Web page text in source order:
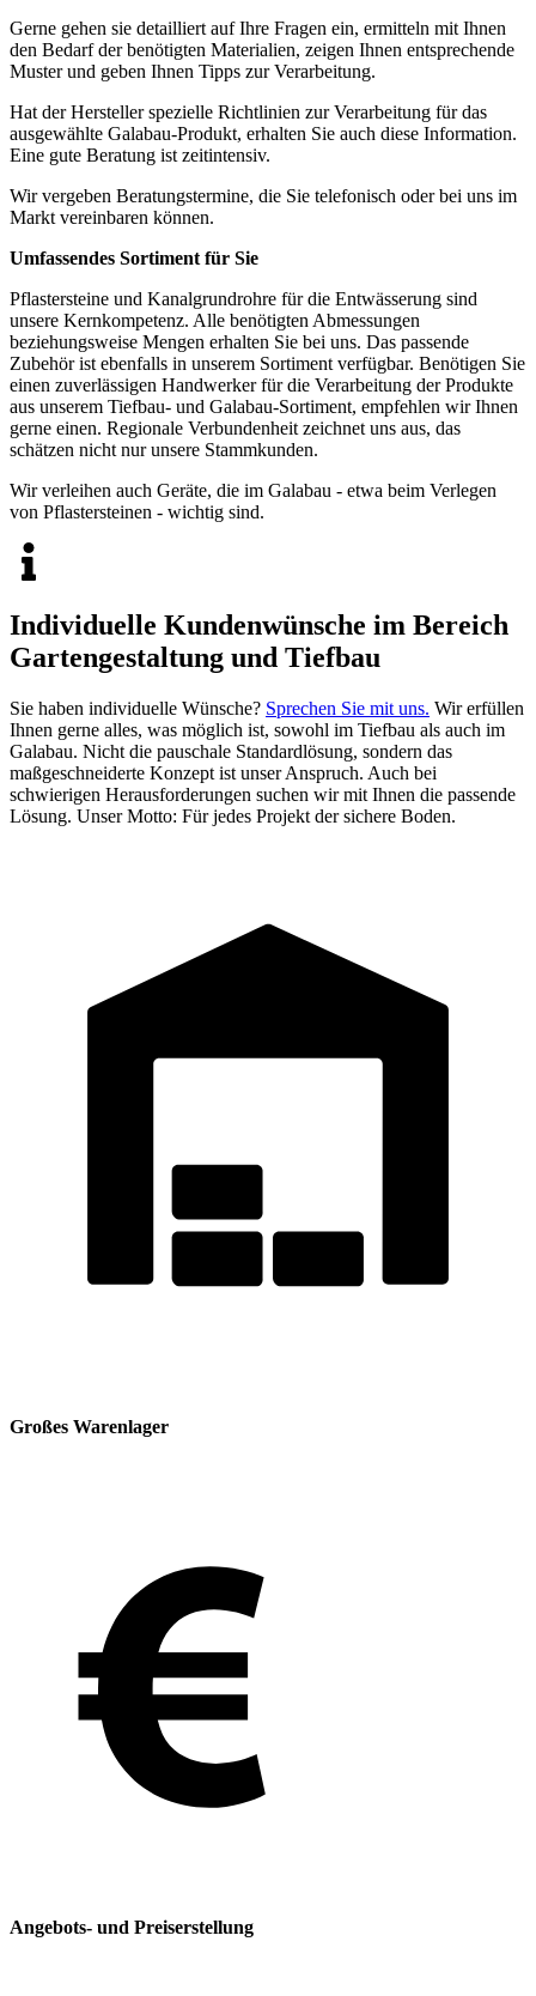
Gerne gehen sie detailliert auf Ihre Fragen ein, ermitteln mit Ihnen
den Bedarf der benötigten Materialien, zeigen Ihnen entsprechende
Muster und geben Ihnen Tipps zur Verarbeitung.
Hat der Hersteller spezielle Richtlinien zur Verarbeitung für das
ausgewählte Galabau-Produkt, erhalten Sie auch diese Information.
Eine gute Beratung ist zeitintensiv.
Wir vergeben Beratungstermine, die Sie telefonisch oder bei uns im
Markt vereinbaren können.
Umfassendes Sortiment für Sie
Pflastersteine und Kanalgrundrohre für die Entwässerung sind
unsere Kernkompetenz. Alle benötigten Abmessungen
beziehungsweise Mengen erhalten Sie bei uns. Das passende
Zubehör ist ebenfalls in unserem Sortiment verfügbar. Benötigen Sie
einen zuverlässigen Handwerker für die Verarbeitung der Produkte
aus unserem Tiefbau- und Galabau-Sortiment, empfehlen wir Ihnen
gerne einen. Regionale Verbundenheit zeichnet uns aus, das
schätzen nicht nur unsere Stammkunden.
Wir verleihen auch Geräte, die im Galabau - etwa beim Verlegen
von Pflastersteinen - wichtig sind.
Individuelle Kundenwünsche im Bereich
Gartengestaltung und Tiefbau
Sie haben individuelle Wünsche? Sprechen Sie mit uns. Wir erfüllen
Ihnen gerne alles, was möglich ist, sowohl im Tiefbau als auch im
Galabau. Nicht die pauschale Standardlösung, sondern das
maßgeschneiderte Konzept ist unser Anspruch. Auch bei
schwierigen Herausforderungen suchen wir mit Ihnen die passende
Lösung. Unser Motto: Für jedes Projekt der sichere Boden.
Großes Warenlager
Angebots- und Preiserstellung